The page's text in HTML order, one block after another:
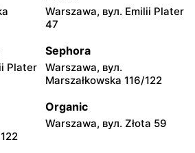
3W
31
3W
Maksymiliana Kolbego 19
3W
Warszawa, вул. Emilii Plater
47
Plater
Sephora
Warszawa, вул.
Marszałkowska 116/122
Organic
Warszawa, вул. Złota 59